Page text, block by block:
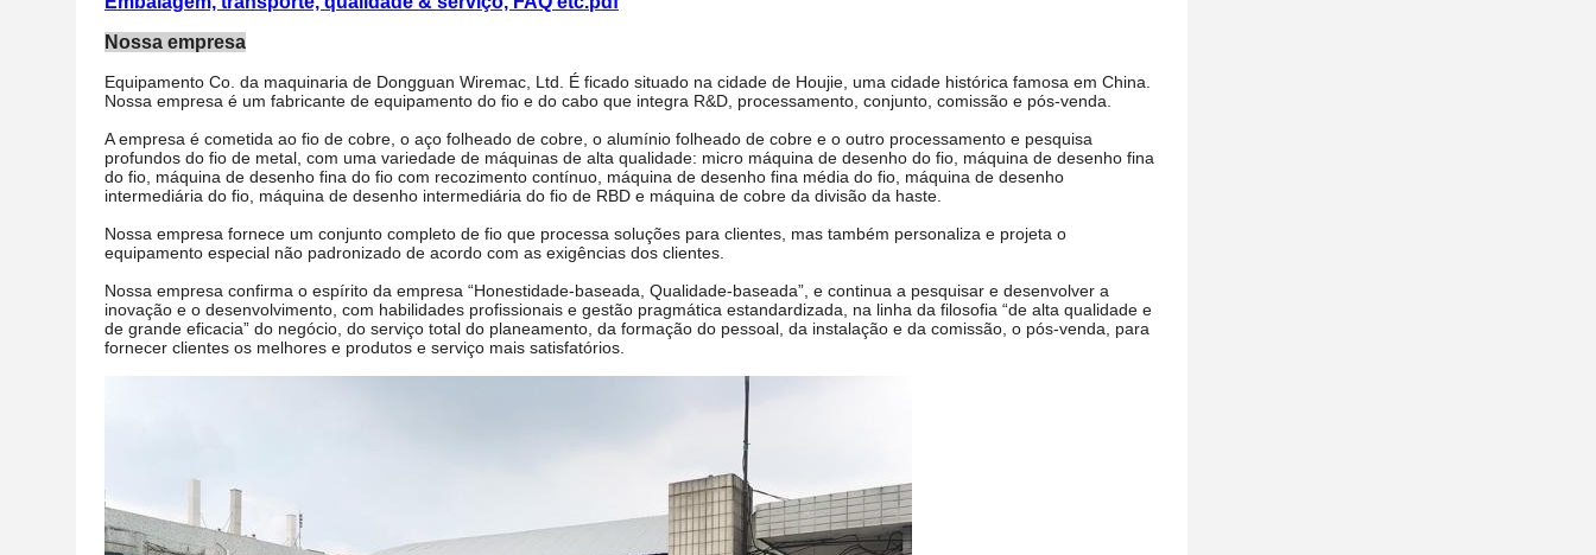
Nossa empresa
Equipamento Co. da maquinaria de Dongguan Wiremac, Ltd. É ficado situado na cidade de Houjie, uma cidade histórica famosa em China.
Nossa empresa é um fabricante de equipamento do fio e do cabo que integra R&D, processamento, conjunto, comissão e pós-venda.
A empresa é cometida ao fio de cobre, o aço folheado de cobre, o alumínio folheado de cobre e o outro processamento e pesquisa
profundos do fio de metal, com uma variedade de máquinas de alta qualidade: micro máquina de desenho do fio, máquina de desenho fina
do fio, máquina de desenho fina do fio com recozimento contínuo, máquina de desenho fina média do fio, máquina de desenho
intermediária do fio, máquina de desenho intermediária do fio de RBD e máquina de cobre da divisão da haste.
Nossa empresa fornece um conjunto completo de fio que processa soluções para clientes, mas também personaliza e projeta o
equipamento especial não padronizado de acordo com as exigências dos clientes.
Nossa empresa confirma o espírito da empresa “Honestidade-baseada, Qualidade-baseada”, e continua a pesquisar e desenvolver a
inovação e o desenvolvimento, com habilidades profissionais e gestão pragmática estandardizada, na linha da filosofia “de alta qualidade e
de grande eficacia” do negócio, do serviço total do planeamento, da formação do pessoal, da instalação e da comissão, o pós-venda, para
fornecer clientes os melhores e produtos e serviço mais satisfatórios.